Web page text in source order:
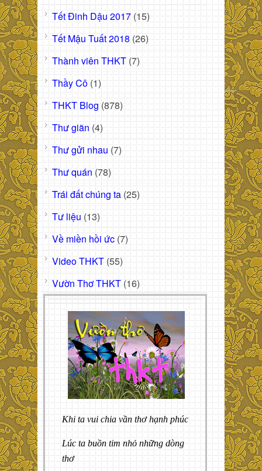
Tết Đinh Dậu 2017 (15)
Tết Mậu Tuất 2018 (26)
Thành viên THKT (7)
Thầy Cô (1)
THKT Blog (878)
Thư giãn (4)
Thư gửi nhau (7)
Thư quán (78)
Trái đất chúng ta (25)
Tư liệu (13)
Về miền hồi ức (7)
Video THKT (55)
Vườn Thơ THKT (16)
Khi ta vui chia vần thơ hạnh phúc
Lúc ta buồn tim nhỏ những dòng
thơ